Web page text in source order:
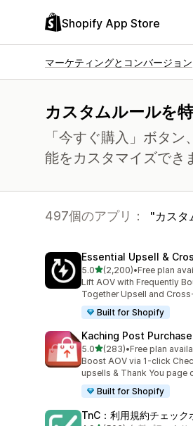
Shopify App Store
マーケティングとコンバージョン
カスタムルールを
「今すぐ購入」ボタ
能をカスタマイズでき
497個のアプリ： カスタ
Essential Upsell &
5.05つ星中
(2,200)
合計レビュー数：2200件
•Free plan
Lift AOV with Frequently
Together Upsell and
Built for Shopify
Kaching Post
5.05つ星中
(283)
合計レビュー数：283件
•Free plan
Boost AOV via 1-click
upsells & Thank You page
Built for Shopify
TnC：利用規約チェック